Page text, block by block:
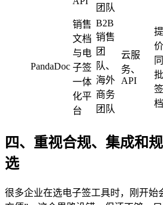
团队
PandaDoc
销售
文档
与电
子签
一体
化平
台
B2B
销售
团
队、
海外
商务
团队
云服
务、
API
四、重视合规、集成和
选
很多企业在选电子签工具时，刚开始